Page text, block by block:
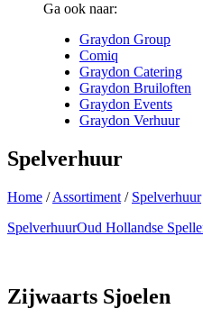
Ga ook naar:
Graydon Group
Comiq
Graydon Catering
Graydon Bruiloften
Graydon Events
Graydon Verhuur
Spelverhuur
Home /Assortiment / Spelverhuur
SpelverhuurOud Hollandse
Zijwaarts Sjoelen